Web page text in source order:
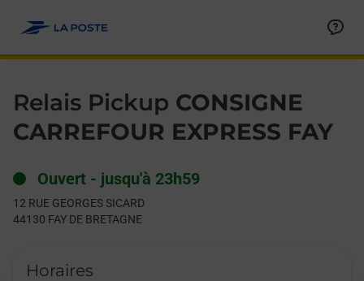
Relais Pickup CONSIGNE
CARREFOUR EXPRESS FAY
Ouvert - jusqu'à 23h59
12 RUE GEORGES SICARD
44130 FAY DE BRETAGNE
Horaires